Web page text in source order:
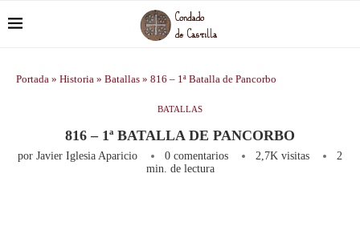
Portada » Historia » Batallas » 816 – 1ª Batalla de Pancorbo
BATALLAS
816 – 1ª BATALLA DE PANCORBO
por Javier Iglesia Aparicio 0 comentarios 2,7K visitas
2
min. de lectura